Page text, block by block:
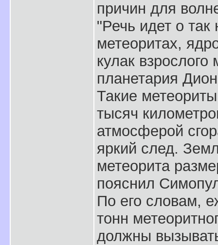
причин для
"Речь идет о
метеоритах,
кулак
планетария
Такие
тысяч
атмосферой
яркий след.
метеорита
пояснил
По его словам,
тонн
должны